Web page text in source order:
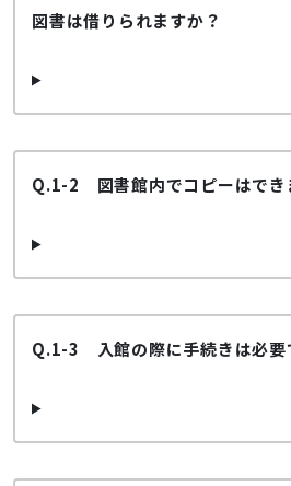
図書は借りられますか？
Q.1-2 図書館内でコピーはでき
Q.1-3 入館の際に手続きは必要